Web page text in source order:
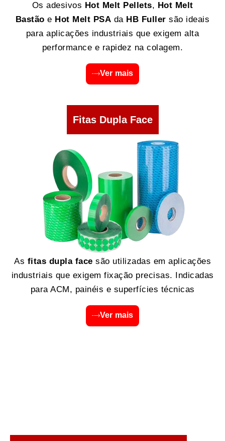
Os adesivos Hot Melt Pellets, Hot Melt
Bastão e Hot Melt PSA da HB Fuller são ideais
para aplicações industriais que exigem alta
performance e rapidez na colagem.
Ver mais
Fitas Dupla Face
As fitas dupla face são utilizadas em aplicações
industriais que exigem fixação precisas. Indicadas
para ACM, painéis e superfícies técnicas
Ver mais